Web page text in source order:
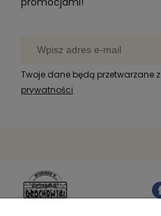
Twoje dane będą przetwarzane
prywatności